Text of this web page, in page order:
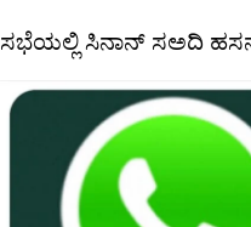
ಸಭೆಯಲ್ಲಿ ಸಿನಾನ್ ಸಅದಿ